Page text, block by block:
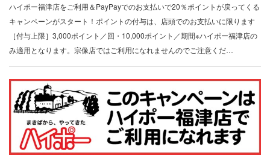
ハイポー福津店をご利用＆PayPayでのお支払いで20％ポイントが戻ってくる
キャンペーンがスタート！ポイントの付与は、店頭でのお支払いに限ります
［付与上限］3,000ポイント／回・10,000ポイント／期間※ハイポー福津店の
み適用となります。宗像店ではご利用になれませんのでご注意くだ…